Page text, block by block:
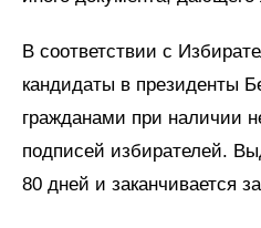
В соответствии с
кандидаты в президенты
гражданами при наличии
подписей избирателей.
80 дней и заканчивается